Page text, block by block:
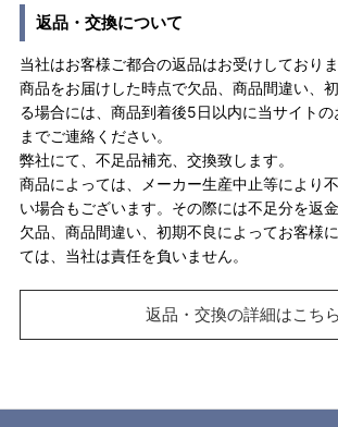
返品・交換について
当社はお客様ご都合の返品はお受けしておりま
商品をお届けした時点で欠品、商品間違い、
る場合には、商品到着後5日以内に当サイトの
までご連絡ください。
弊社にて、不足品補充、交換致します。
商品によっては、メーカー生産中止等により
い場合もございます。その際には不足分を返金
欠品、商品間違い、初期不良によってお客様
ては、当社は責任を負いません。
返品・交換の詳細はこちら